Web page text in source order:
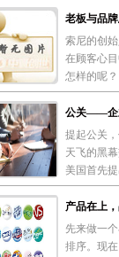
老板与品
索尼的创
在顾客心
怎样的呢
公关——企
提起公关
天飞的黑
美国首先
产品在上
先来做一
排序。现